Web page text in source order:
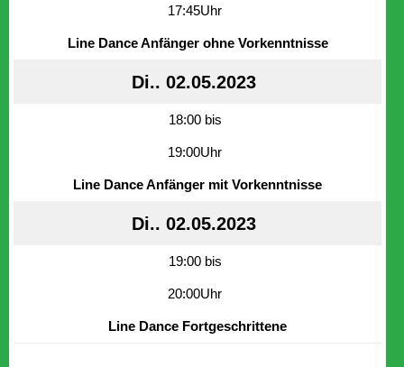
17:45Uhr
Line Dance Anfänger ohne Vorkenntnisse
Di.. 02.05.2023
18:00 bis
19:00Uhr
Line Dance Anfänger mit Vorkenntnisse
Di.. 02.05.2023
19:00 bis
20:00Uhr
Line Dance Fortgeschrittene